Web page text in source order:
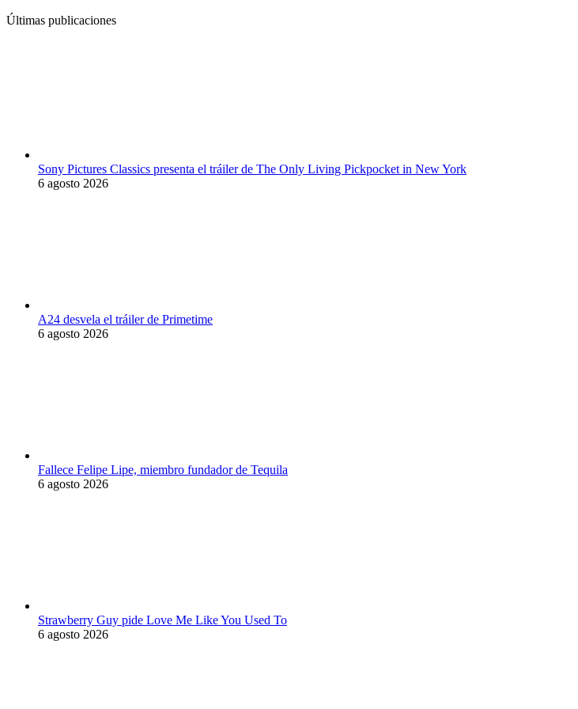
Últimas publicaciones
Sony Pictures Classics presenta el tráiler de The Only Living Pickpocket in New York
6 agosto 2026
A24 desvela el tráiler de Primetime
6 agosto 2026
Fallece Felipe Lipe, miembro fundador de Tequila
6 agosto 2026
Strawberry Guy pide Love Me Like You Used To
6 agosto 2026